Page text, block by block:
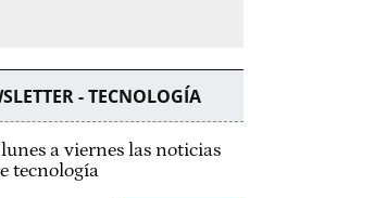
- TECNOLOGÍA
a viernes las noticias
tecnología